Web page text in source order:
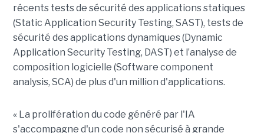
récents tests de sécurité des applications statiques
(Static Application Security Testing, SAST), tests de
sécurité des applications dynamiques (Dynamic
Application Security Testing, DAST) et l’analyse de
composition logicielle (Software component
analysis, SCA) de plus d'un million d'applications.
« La prolifération du code généré par l'IA
s'accompagne d'un code non sécurisé à grande